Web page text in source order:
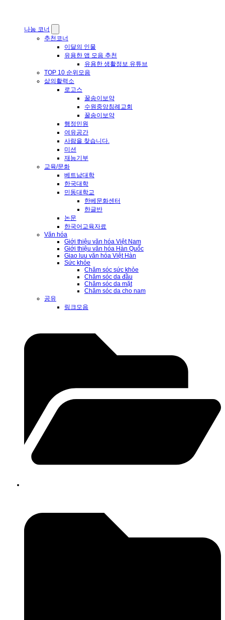
나눔 코너
추천코너
이달의 인물
유용한 앱 모음 추천
유용한 생활정보 유튜브
TOP 10 순위모음
삶의활력소
로고스
꿀송이보약
수원중앙침례교회
꿀송이보약
행정민원
여유공간
사람을 찾습니다.
미션
재능기부
교육/문화
베트남대학
한국대학
민동대학교
한베문화센터
한글반
논문
한국어교육자료
Văn hóa
Giới thiệu văn hóa Việt Nam
Giới thiệu văn hóa Hàn Quốc
Giao luu văn hóa Việt Hàn
Sức khỏe
Chăm sóc sức khỏe
Chăm sóc da đầu
Chăm sóc da mặt
Chăm sóc da cho nam
공유
링크모음